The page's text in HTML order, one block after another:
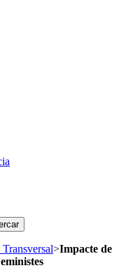
>Impacte de